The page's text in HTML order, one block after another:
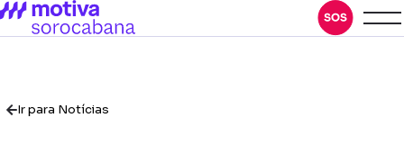
Ir para Notícias